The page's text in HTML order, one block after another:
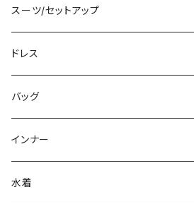
カーディガン/ボレロ
ニット/セーター
パーカー
スウェット/トレーナー
その他
袖付き
ノースリーブ
その他
チュニック
ロング丈
デニム
レギンス
その他
オールインワン
ミディアム/ミモレ
ロング
その他
コート
ジャケット
その他
スーツ/セットアップ
パンツスーツ
スカートスーツ
その他
ドレス
ミニ/ショート
ミディアム/ミモレ
ロング/マキシ
バッグ
サブバッグ
クラッチバッグ
インナー
ブラ/ブラトップ/ベアトップ
水着